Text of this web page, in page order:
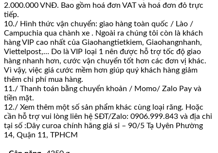
2.000.000 VNĐ. Bao gồm hoá đơn VAT và hoá đơn đỏ trực
tiếp.
10./ Hình thức vận chuyển: giao hàng toàn quốc / Lào /
Campuchia qua chành xe . Ngoài ra chúng tôi còn là khách
hàng VIP cao nhất của Giaohangtietkiem, Giaohangnhanh,
Viettelpost,… Do là VIP loại 1 nên được hỗ trợ tốc độ giao
hàng nhanh hơn, cước vận chuyển tốt hơn các đơn vị khác.
Vì vậy, việc giá cước mềm hơn giúp quý khách hàng giảm
thêm chi phí mua hàng.
11./ Thanh toán bằng chuyển khoản / Momo/ Zalo Pay và
tiền mặt.
12./ Xem thêm một số sản phẩm khác cùng loại răng. Hoặc
cần hỗ trợ vui lòng liên hệ SĐT/Zalo: 0906.999.843 và địa chỉ
tại số :Dây curoa chính hãng giá sỉ – 90/5 Tạ Uyên Phường
14, Quận 11, TPHCM